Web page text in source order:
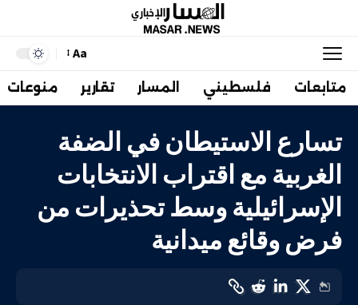
Aa
متابعات فلسطيني المسار تقارير منوعات
تسارع الاستيطان في الضفة
الغربية مع اقتراب الانتخابات
الإسرائيلية وسط تحذيرات من
فرض وقائع ميدانية